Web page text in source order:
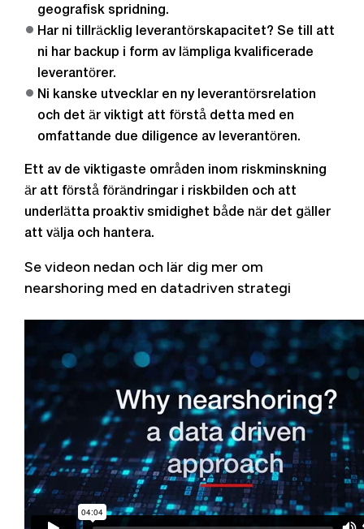
geografisk spridning.
Har ni tillräcklig leverantörskapacitet? Se till att
ni har backup i form av lämpliga kvalificerade
leverantörer.
Ni kanske utvecklar en ny leverantörsrelation
och det är viktigt att förstå detta med en
omfattande due diligence av leverantören.
Ett av de viktigaste områden inom riskminskning
är att förstå förändringar i riskbilden och att
underlätta proaktiv smidighet både när det gäller
att välja och hantera.
Se videon nedan och lär dig mer om
nearshoring med en datadriven strategi